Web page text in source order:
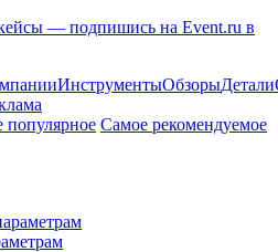
— подпишись на Event.ru в
ИнструментыОбзорыДетали
популярное Самое рекомендуемое